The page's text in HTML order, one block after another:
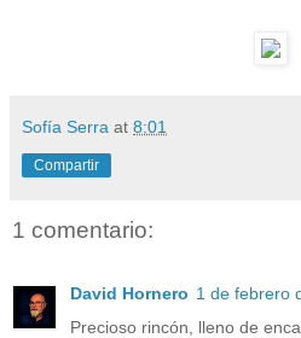
Sofía Serra at 8:01
Compartir
1 comentario:
David Hornero 1 de febrero
Precioso rincón, lleno de